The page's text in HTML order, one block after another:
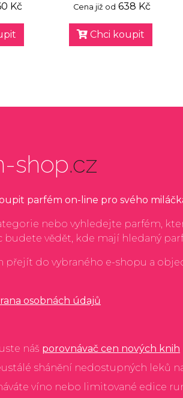
Kč Cena již od 638 Kč
Chci koupit
shop.cz
parfém on-line pro svého
nebo vyhledejte parfém,
budete vědět, kde mají hledaný
přejít do vybraného e-shopu a
osobnách údajů
náš porovnávač cen nových knih
shánění nedostupných leků
víno nebo limitované edice